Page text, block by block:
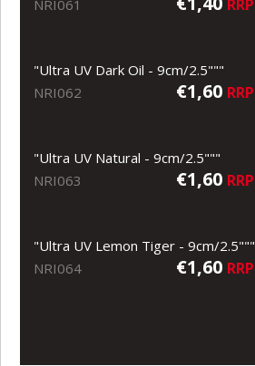
NRI061
RRP
"Ultra UV Dark Oil - 9cm/2.5"""
NRI062
€1,60 RRP
"Ultra UV Natural - 9cm/2.5"""
NRI063
€1,60 RRP
"Ultra UV Lemon Tiger - 9cm/2.5"""
NRI064
€1,60 RRP